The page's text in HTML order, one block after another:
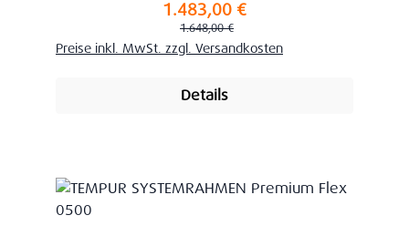
Verkaufspreis:1.483,00 €
Regulärer Preis:
1.648,00 €
Preise inkl. MwSt. zzgl. Versandkosten
Details